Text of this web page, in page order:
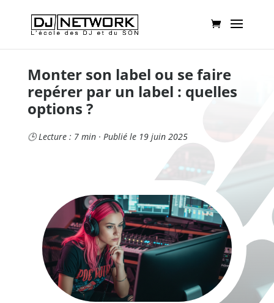
Monter son label ou se faire
repérer par un label : quelles
options ?
🕒 Lecture : 7 min · Publié le 19 juin 2025